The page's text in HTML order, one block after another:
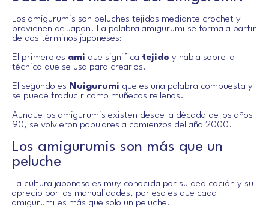
Los amigurumis son peluches tejidos mediante crochet y
provienen de Japon. La palabra amigurumi se forma a partir
de dos términos japoneses:
El primero es ami que significa tejido y habla sobre la
técnica que se usa para crearlos.
El segundo es Nuigurumi que es una palabra compuesta y
se puede traducir como muñecos rellenos.
Aunque los amigurumis existen desde la década de los años
90, se volvieron populares a comienzos del año 2000.
Los amigurumis son más que un
peluche
La cultura japonesa es muy conocida por su dedicación y su
aprecio por las manualidades, por eso es que cada
amigurumi es más que solo un peluche.